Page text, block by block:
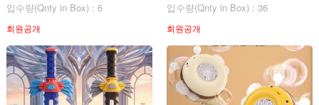
입수량(Qnty in Box) : 6
회원공개
입수량(Qnty in Box) : 36
회원공개